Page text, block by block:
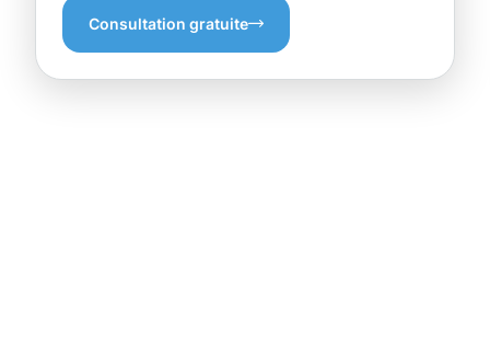
Consultation gratuite